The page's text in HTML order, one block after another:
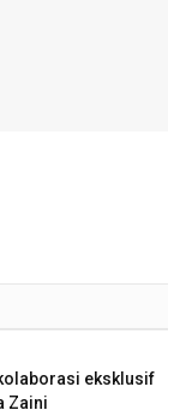
eksklusif
Zaini